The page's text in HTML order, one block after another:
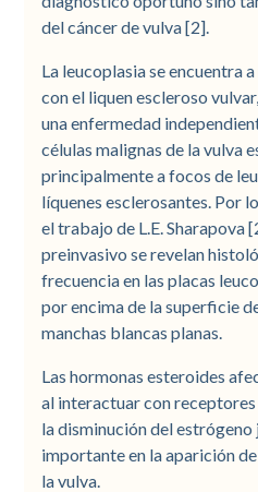
del cáncer de vulva [2].
La leucoplasia se encuentra
con el liquen escleroso
una enfermedad
células malignas de la vulva
principalmente a focos de
líquenes esclerosantes. Por
el trabajo de L.E. Sharapova
preinvasivo se revelan
frecuencia en las placas
por encima de la superficie
manchas blancas planas.
Las hormonas esteroides
al interactuar con
la disminución del estrógeno
importante en la aparición
la vulva.